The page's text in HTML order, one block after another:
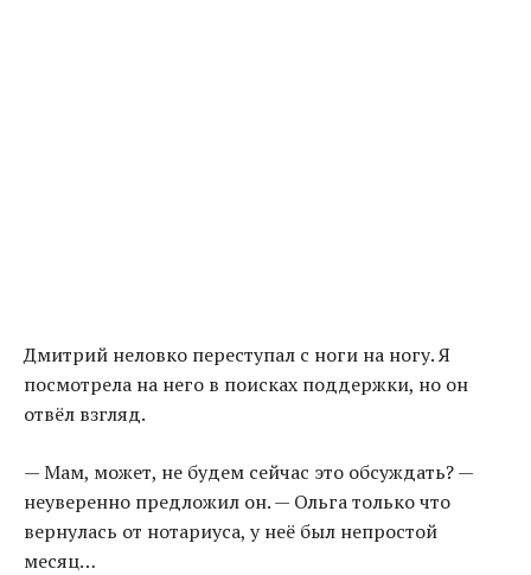
Дмитрий неловко переступал с ноги на ногу. Я
посмотрела на него в поисках поддержки, но он
отвёл взгляд.
— Мам, может, не будем сейчас это обсуждать? —
неуверенно предложил он. — Ольга только что
вернулась от нотариуса, у неё был непростой
месяц…